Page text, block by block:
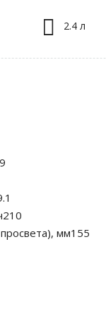
2.4 л
мм155